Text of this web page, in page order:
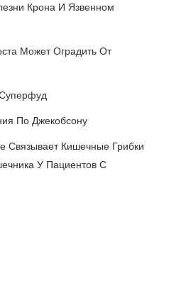
Крона И Язвенном
Может Оградить От
По Джекобсону
Связывает Кишечные Грибки
У Пациентов С